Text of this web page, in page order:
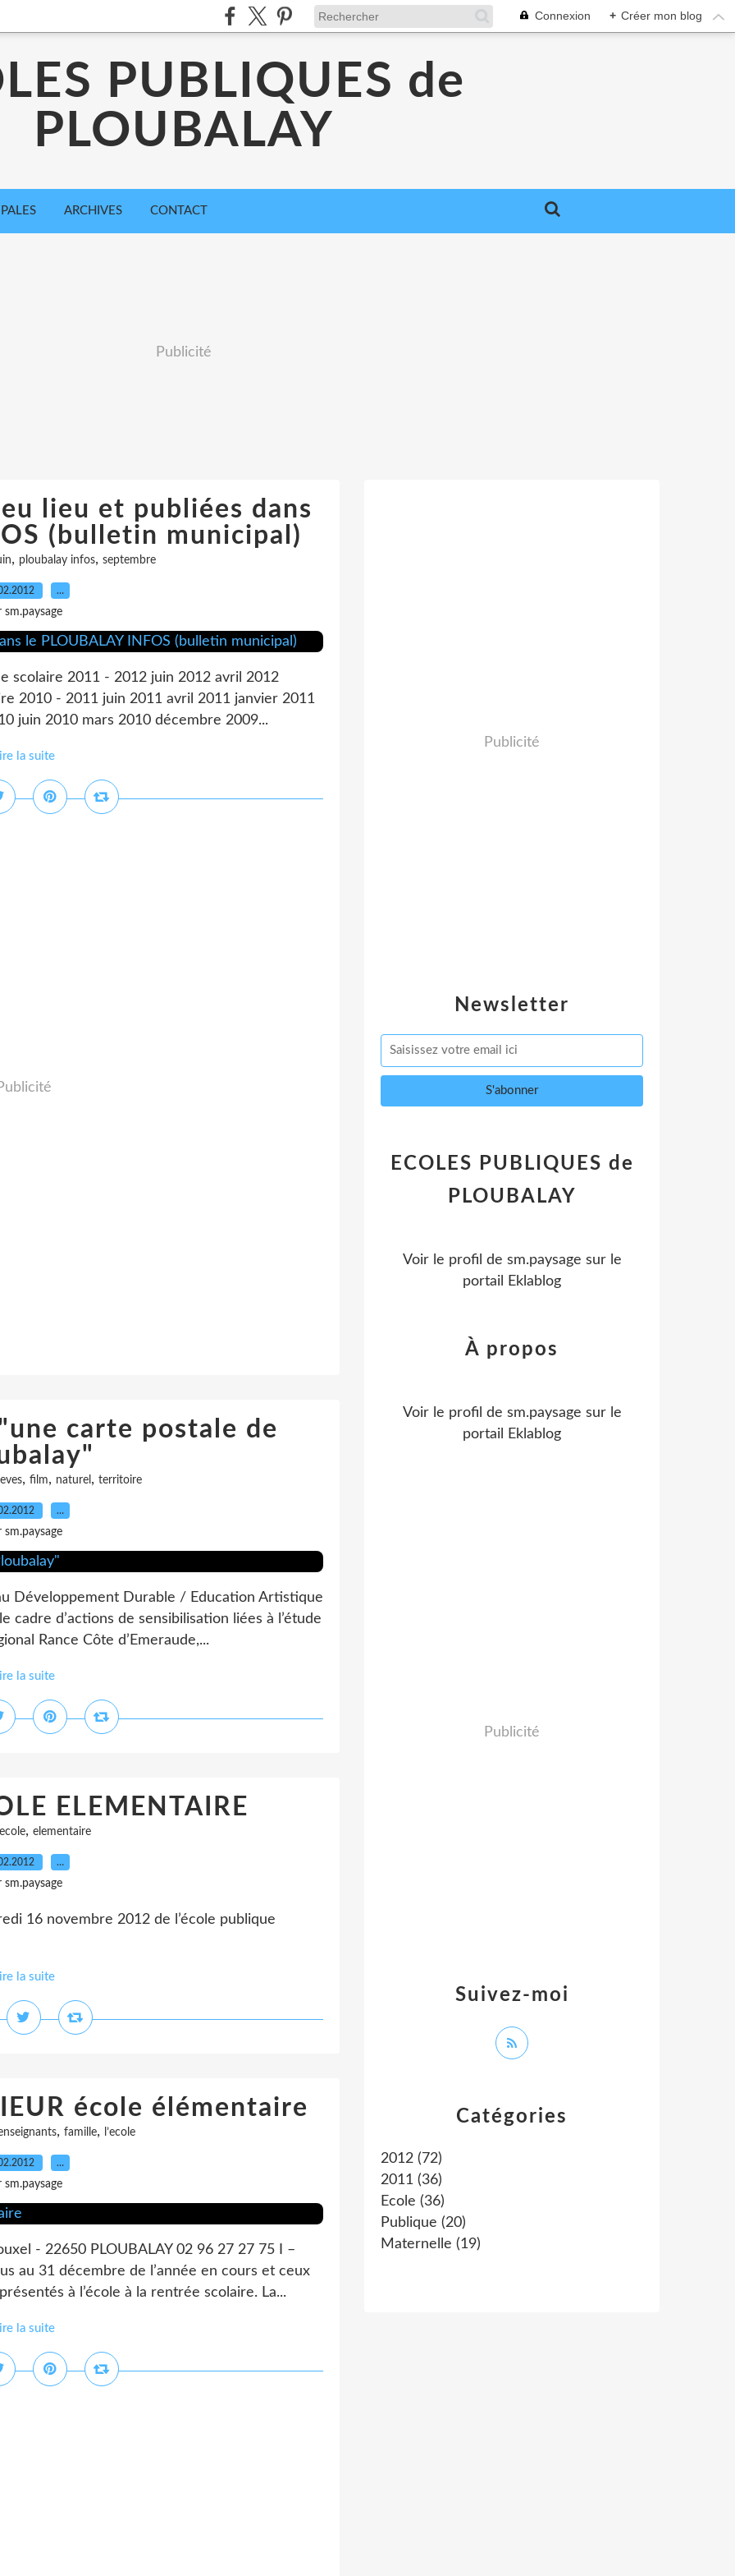
Connexion + Créer mon blog
PUBLIQUES de
PLOUBALAY
ARCHIVES CONTACT
Publicité
lieu et publiées dans
(bulletin municipal)
, ploubalay infos, septembre
…
sm.paysage
scolaire 2011 - 2012 juin 2012 avril 2012
2010 - 2011 juin 2011 avril 2011 janvier 2011
juin 2010 mars 2010 décembre 2009...
la suite
carte postale de
, film, naturel, territoire
…
sm.paysage
Développement Durable / Education Artistique
cadre d’actions de sensibilisation liées à l’étude
Rance Côte d’Emeraude,...
la suite
ELEMENTAIRE
, elementaire
…
sm.paysage
16 novembre 2012 de l’école publique
la suite
école élémentaire
, famille, l’ecole
…
sm.paysage
- 22650 PLOUBALAY 02 96 27 27 75 I –
au 31 décembre de l’année en cours et ceux
à l’école à la rentrée scolaire. La...
la suite
Newsletter
Publicité
Catégories
2012 (72)
2011 (36)
Ecole (36)
Publique (20)
Maternelle (19)
ECOLES PUBLIQUES de
PLOUBALAY
Voir le profil de sm.paysage sur le
portail Eklablog
Suivez-moi
À propos
Voir le profil de sm.paysage sur le
portail Eklablog
Publicité